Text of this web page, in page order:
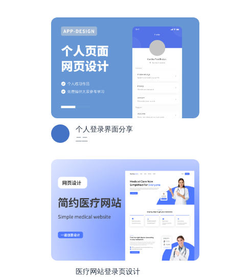
个人登录界面分享
二二
医疗网站登录页设计